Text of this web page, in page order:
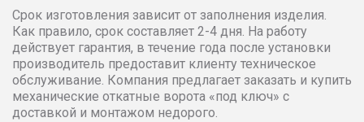
Срок изготовления зависит от заполнения изделия.
Как правило, срок составляет 2-4 дня. На работу
действует гарантия, в течение года после установки
производитель предоставит клиенту техническое
обслуживание. Компания предлагает заказать и купить
механические откатные ворота «под ключ» с
доставкой и монтажом недорого.